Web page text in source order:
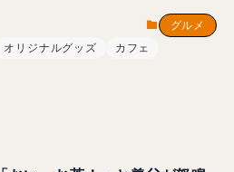
グルメ
オリジナルグッズ
カフェ